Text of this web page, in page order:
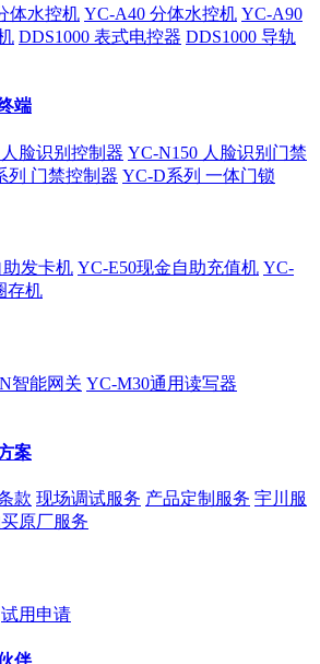
体水控机 YC-A40 分体水控机 YC-A90
DDS1000 表式电控器 DDS1000 导轨
端
脸识别控制器 YC-N150 人脸识别门禁
列 门禁控制器 YC-D系列 一体门锁
发卡机 YC-E50现金自助充值机 YC-
存机
智能网关 YC-M30通用读写器
案
款 现场调试服务 产品定制服务 宇川服
原厂服务
试用申请